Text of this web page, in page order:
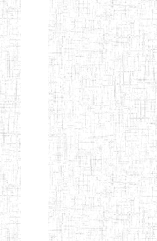
L'OUEST
ENIET LE
NORMALIEN
CITOYEN
ENIEG PRIVEE
L'ARCHE DES
PHOTONS
ECOLE DE
FORMATION